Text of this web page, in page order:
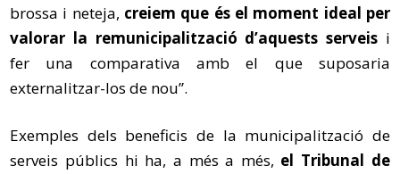
brossa i neteja, creiem que és el moment ideal per
valorar la remunicipalització d’aquests serveis i
fer una comparativa amb el que suposaria
externalitzar-los de nou”.
Exemples dels beneficis de la municipalització de
serveis públics hi ha, a més a més, el Tribunal de